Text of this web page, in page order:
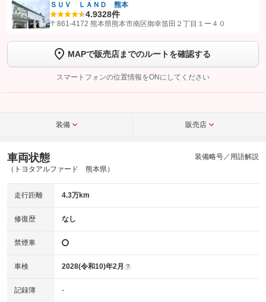
【STEP1】認証画面でグーネットを友だち追加してから「許可する」ボタンを押
トーク画面で
ボタンをタップして問い合わせを
完了してください。
こちら
ＳＵＶ ＬＡＮＤ 熊本
4.9328件
〒861-4172 熊本県熊本市南区御幸笛田２丁目１ー４０
MAPで販売店までのルートを確認する
スマートフォンの位置情報をONにしてください
装備 販売店
車両状態
（トヨタアルファード 熊本県）
装備略号／用語解説
走行距離 4.3万km
修復歴 なし
禁煙車
車検 2028(令和10)年2月 ?
記録簿 -